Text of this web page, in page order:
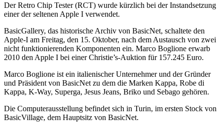
Der Retro Chip Tester (RCT) wurde kürzlich bei der Instandsetzung
einer der seltenen Apple I verwendet.
BasicGallery, das historische Archiv von BasicNet, schaltete den
Apple-I am Freitag, den 15. Oktober, nach dem Austausch von zwei
nicht funktionierenden Komponenten ein. Marco Boglione erwarb
2010 den Apple I bei einer Christie’s-Auktion für 157.245 Euro.
Marco Boglione ist ein italienischer Unternehmer und der Gründer
und Präsident von BasicNet zu dem die Marken Kappa, Robe di
Kappa, K-Way, Superga, Jesus Jeans, Briko und Sebago gehören.
Die Computerausstellung befindet sich in Turin, im ersten Stock von
BasicVillage, dem Hauptsitz von BasicNet.